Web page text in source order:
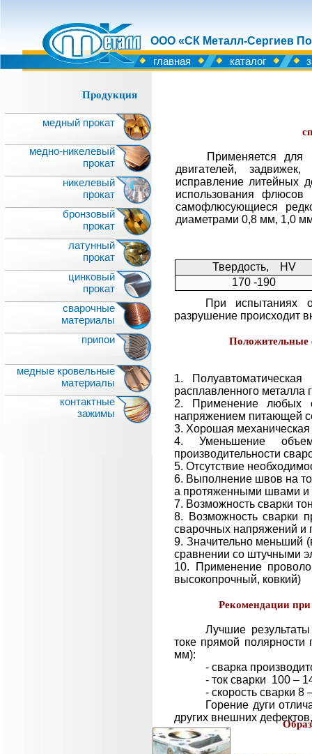
ООО «СК Металл-Сергиев
главная
каталог
Продукция
медный прокат
медно-никелевый
прокат
никелевый
прокат
бронзовый
прокат
латунный
прокат
цинковый
прокат
сварочные
материалы
припои
медные кровельные
материалы
контактные
зажимы
Применяется для
двигателей,
исправление литейных
использования
самофлюсующиеся
диаметрами 0,8 мм, 1,0
Твердость, HV
170 -190
При испытаниях
разрушение происходит
Положительные
1.
расплавленного
2. Применение любых
напряжением питающей
3. Хорошая механическая
4. Уменьшение
производительности
5. Отсутствие
6. Выполнение швов на
а протяженными швами и
7. Возможность сварки
8. Возможность сварки
сварочных напряжений
9. Значительно меньший
сравнении со штучными
10. Применение
высокопрочный, ковкий)
Рекомендации
Лучшие
токе прямой
мм):
- сварка
- ток сварки 100 –
- скорость сварки 8
Горение дуги
других внешних